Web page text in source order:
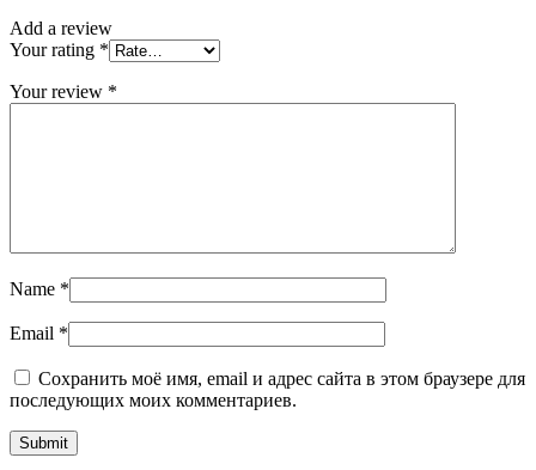
Add a review
Your rating *
Your review *
Name *
Email *
Сохранить моё имя, email и адрес сайта в этом браузере для
последующих моих комментариев.